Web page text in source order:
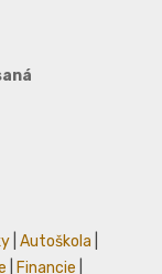
Autoškola
Financie